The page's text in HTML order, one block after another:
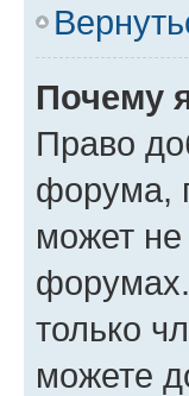
Почему
Право
форума,
может
только
можете